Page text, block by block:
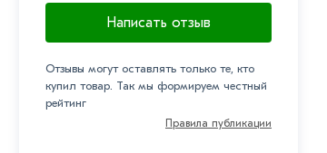
Написать отзыв
Отзывы могут оставлять только те, кто
купил товар. Так мы формируем честный
рейтинг
Правила публикации